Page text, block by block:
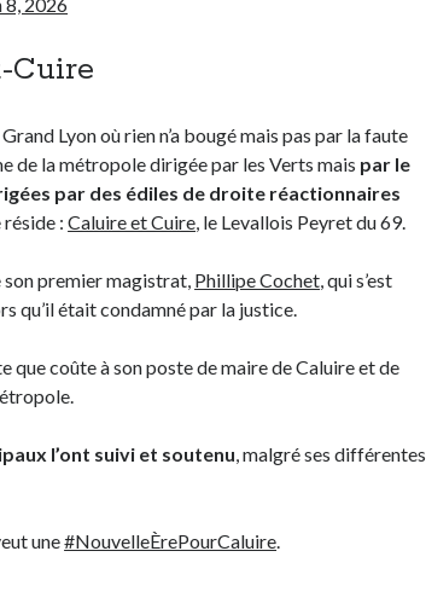
Cuire
Lyon où rien n’a bougé mais pas par la faute
de la métropole dirigée par les Verts mais par le
par des édiles de droite réactionnaires
réside :Caluire et Cuire, le Levallois Peyret du 69.
son premier magistrat, Phillipe Cochet, qui s’est
qu’il était condamné par la justice.
que coûte à son poste de maire de Caluire et de
l’ont suivi et soutenu, malgré ses différentes
une#NouvelleÈrePourCaluire.